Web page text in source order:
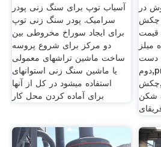
آسیاب توپ برای سنگ زنی پودر
سرامیک. پودر سنگ زنی توپ
برای ایجاد سوراخ مخروطی بین
دو مرکز برای شروع پروسه
ساخت ماشین تراشهای معمولی
یا ماشین سنگ زنی استوانهای
استفاده میشود در کل از آنها
برای آماده کردن محل کار
در
چکش
قیمت
دست
دوم,practicals معدن در
شکن